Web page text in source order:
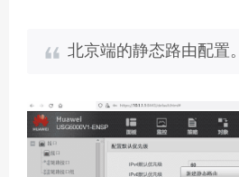
北京端的静态路由配置。